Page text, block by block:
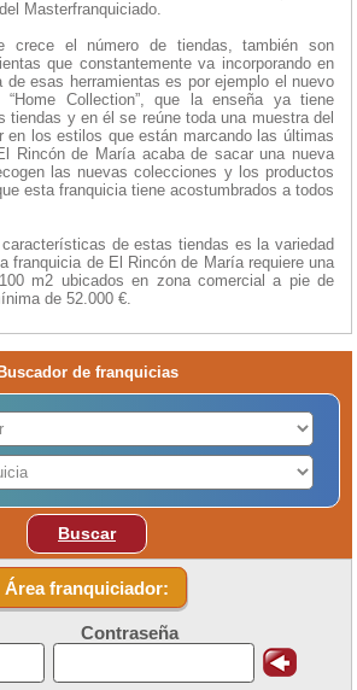
Masterfranquiciado.
crece el número de tiendas, también son
que constantemente va incorporando en
esas herramientas es por ejemplo el nuevo
“Home Collection”, que la enseña ya tiene
tiendas y en él se reúne toda una muestra del
en los estilos que están marcando las últimas
Rincón de María acaba de sacar una nueva
las nuevas colecciones y los productos
esta franquicia tiene acostumbrados a todos
de estas tiendas es la variedad
franquicia de El Rincón de María requiere una
m2 ubicados en zona comercial a pie de
de 52.000 €.
Buscador de franquicias
Buscar
Área franquiciador:
Contraseña